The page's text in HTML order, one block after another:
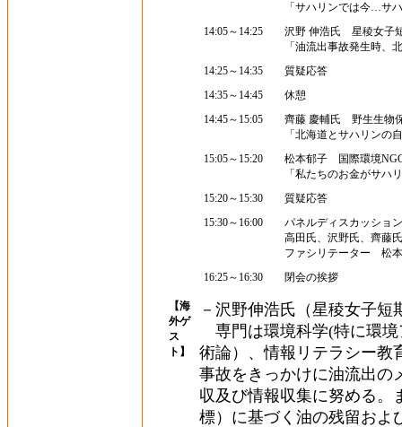
「サハリンでは今…サ
14:05～14:25
沢野 伸浩氏 星稜女子
「油流出事故発生時、
14:25～14:35
質疑応答
14:35～14:45
休憩
14:45～15:05
齊藤 慶輔氏 野生生物
「北海道とサハリンの
15:05～15:20
松本郁子 国際環境NGO
「私たちのお金がサハ
15:20～15:30
質疑応答
15:30～16:00
パネルディスカッショ
高田氏、沢野氏、齊藤
ファシリテーター 松本
16:25～16:30
閉会の挨拶
【海
外ゲ
ス
ト】
－沢野伸浩氏（星稜女子短
専門は環境科学(特に環境
術論）、情報リテラシー教
事故をきっかけに油流出の
収及び情報収集に努める。
標）に基づく油の残留およ